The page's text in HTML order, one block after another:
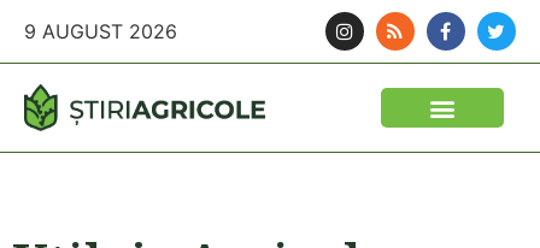
9 AUGUST 2026